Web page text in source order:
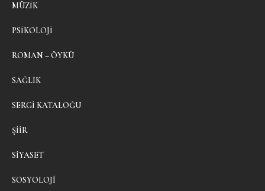
MÜZIK
PSIKOLOJI
ROMAN – ÖYKÜ
SAĞLIK
SERGI KATALOĞU
ŞIIR
SIYASET
SOSYOLOJI